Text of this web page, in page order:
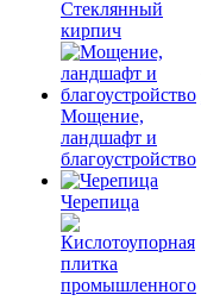
Cтеклянный
кирпич
Мощение,
ландшафт и
благоустройство
Черепица